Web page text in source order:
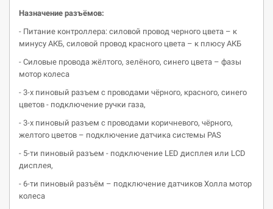
Назначение разъёмов:
- Питание контроллера: силовой провод черного цвета – к
минусу АКБ, силовой провод красного цвета – к плюсу АКБ
- Силовые провода жёлтого, зелёного, синего цвета – фазы
мотор колеса
- 3-х пиновый разъем с проводами чёрного, красного, синего
цветов - подключение ручки газа,
- 3-х пиновый разъем с проводами коричневого, чёрного,
желтого цветов – подключение датчика системы PAS
- 5-ти пиновый разъем - подключение LED дисплея или LCD
дисплея,
- 6-ти пиновый разъём – подключение датчиков Холла мотор
колеса